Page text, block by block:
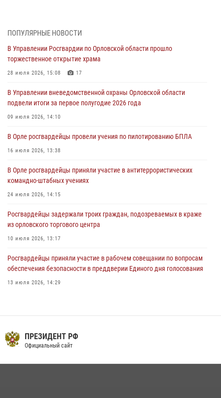
первое полугодие
05 августа 2026, 13:12
совершении противоправных действий
04 августа 2026, 14:21
04 августа 2026, 14:06
предоставлении госуслуг
03 августа 2026, 14:30
ПОПУЛЯРНЫЕ НОВОСТИ
В Управлении Росгвардии по Орловской области прошло
торжественное открытие храма
28 июля 2026, 15:08 17
В Управлении вневедомственной охраны Орловской области
подвели итоги за первое полугодие 2026 года
09 июля 2026, 14:10
В Орле росгвардейцы провели учения по пилотированию БПЛА
16 июля 2026, 13:38
В Орле росгвардейцы приняли участие в антитеррористических
командно-штабных учениях
24 июля 2026, 14:15
Росгвардейцы задержали троих граждан, подозреваемых в краже
из орловского торгового центра
10 июля 2026, 13:17
Росгвардейцы приняли участие в рабочем совещании по вопросам
обеспечения безопасности в преддверии Единого дня голосования
13 июля 2026, 14:29
30 июля 2026, 14:27
На брифинге росгвардейцы рассказали орловцам об изменениях в
законодательстве, регулирующем оборот оружия
ПРЕЗИДЕНТ РФ
Официальный сайт